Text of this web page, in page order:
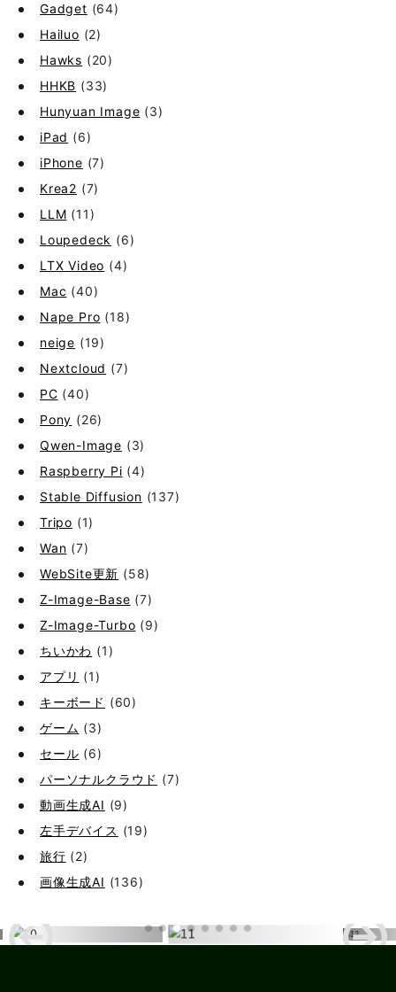
Gadget (64)
Hailuo (2)
Hawks (20)
HHKB (33)
Hunyuan Image (3)
iPad (6)
iPhone (7)
Krea2 (7)
LLM (11)
Loupedeck (6)
LTX Video (4)
Mac (40)
Nape Pro (18)
neige (19)
Nextcloud (7)
PC (40)
Pony (26)
Qwen-Image (3)
Raspberry Pi (4)
Stable Diffusion (137)
Tripo (1)
Wan (7)
WebSite更新 (58)
Z-Image-Base (7)
Z-Image-Turbo (9)
ちいかわ (1)
アプリ (1)
キーボード (60)
ゲーム (3)
セール (6)
パーソナルクラウド (7)
動画生成AI (9)
左手デバイス (19)
旅行 (2)
画像生成AI (136)